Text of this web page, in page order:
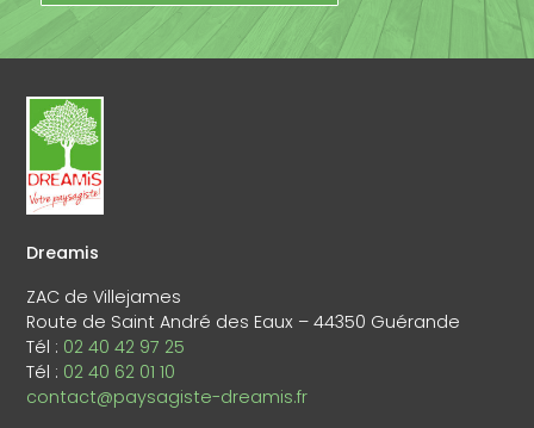
Dreamis
ZAC de Villejames
Route de Saint André des Eaux – 44350 Guérande
Tél : 02 40 42 97 25
Tél : 02 40 62 01 10
contact@paysagiste-dreamis.fr